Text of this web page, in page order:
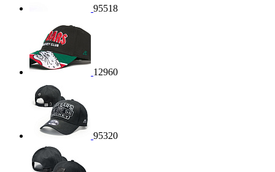
95518
12960
95320